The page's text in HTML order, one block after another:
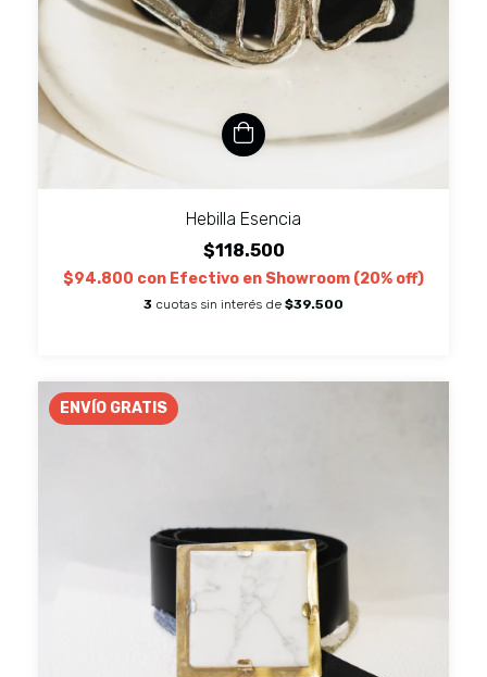
Hebilla Esencia
$118.500
$94.800 con Efectivo en Showroom (20% off)
3 cuotas sin interés de $39.500
ENVÍO GRATIS